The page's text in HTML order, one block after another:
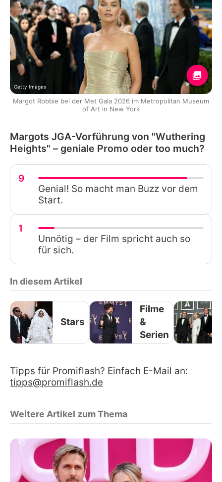
Getty Images
Margot Robbie bei der Met Gala 2026 im Metropolitan Museum
of Art in New York
Margots JGA-Vorführung von "Wuthering
Heights" – geniale Promo oder too much?
9
Genial! So macht man Buzz vor dem
Start.
1
Unnötig – der Film spricht auch so
für sich.
In diesem Artikel
Stars
Filme
&
Serien
Tipps für Promiflash? Einfach E-Mail an:
tipps@promiflash.de
Weitere Artikel zum Thema